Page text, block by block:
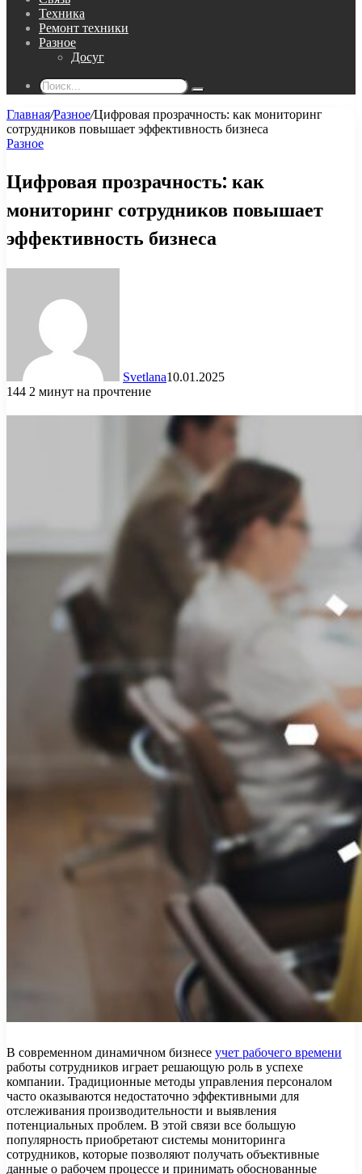
Техника
Ремонт техники
Разное
Досуг
Поиск...
Главная/Разное/Цифровая прозрачность: как мониторинг
сотрудников повышает эффективность бизнеса
Разное
Цифровая прозрачность: как
мониторинг сотрудников повышает
эффективность бизнеса
Svetlana10.01.2025
144 2 минут на прочтение
В современном динамичном бизнесе учет рабочего времени
работы сотрудников играет решающую роль в успехе
компании. Традиционные методы управления персоналом
часто оказываются недостаточно эффективными для
отслеживания производительности и выявления
потенциальных проблем. В этой связи все большую
популярность приобретают системы мониторинга
сотрудников, которые позволяют получать объективные
данные о рабочем процессе и принимать обоснованные